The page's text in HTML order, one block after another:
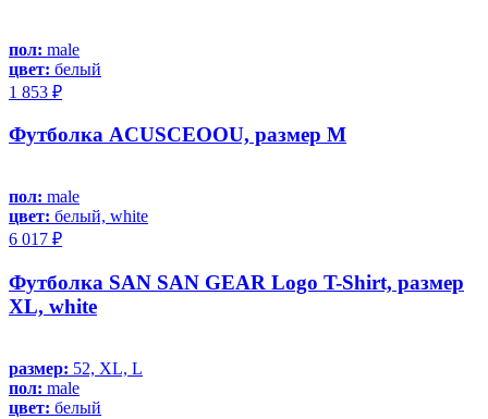
пол: male
цвет: белый
1 853 ₽
Футболка ACUSCEOOU, размер M
пол: male
цвет: белый, white
6 017 ₽
Футболка SAN SAN GEAR Logo T-Shirt, размер
XL, white
размер: 52, XL, L
пол: male
цвет: белый